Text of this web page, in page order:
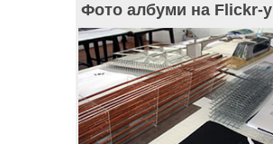
Фото албуми на Flickr-у